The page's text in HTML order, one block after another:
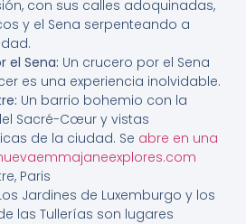
con sus calles adoquinadas,
y el Sena serpenteando a
el Sena: Un crucero por el Sena
es una experiencia inolvidable.
Un barrio bohemio con la
Sacré-Cœur y vistas
de la ciudad. Se abre en una
Paris
Jardines de Luxemburgo y los
las Tullerías son lugares